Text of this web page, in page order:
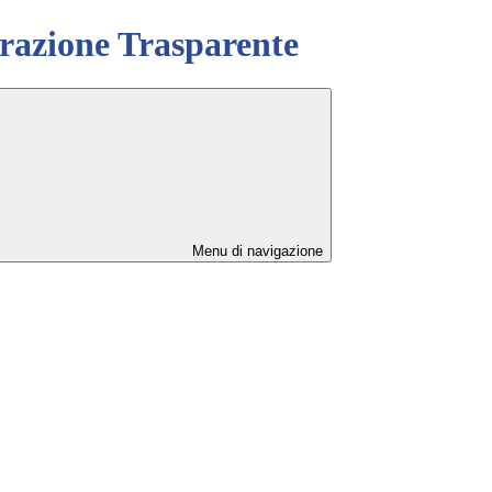
Trasparente
Menu di navigazione